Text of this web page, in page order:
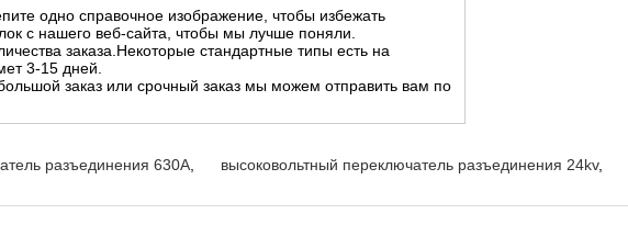
одно справочное изображение, чтобы избежать
с нашего веб-сайта, чтобы мы лучше поняли.
заказа.Некоторые стандартные типы есть на
3-15 дней.
заказ или срочный заказ мы можем отправить вам по
разъединения 630A высоковольтный переключатель разъединения 24kv,